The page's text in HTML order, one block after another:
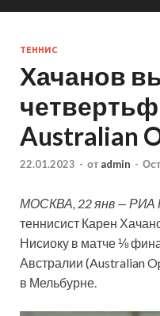
ТЕННИС
Хачанов
Australian
22.01.2023 - от admin -
МОСКВА, 22 янв — РИА
теннисист Карен
Нисиоку в матче ⅛
Австралии (Australian
в Мельбурне.